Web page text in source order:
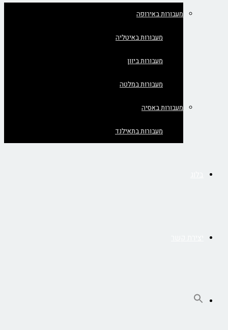
מעבורות באירופה
מעבורות באיטליה
מעבורות ביוון
מעבורות במלטה
מעבורות באסיה
מעבורות בתאילנד